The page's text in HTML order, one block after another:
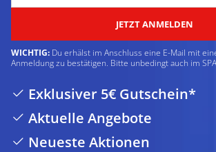
JETZT ANMELDEN
WICHTIG: Du erhälst im Anschluss eine E-Mail mit
Anmeldung zu bestätigen. Bitte unbedingt auch im
Exklusiver 5€ Gutschein*
Aktuelle Angebote
Neueste Aktionen